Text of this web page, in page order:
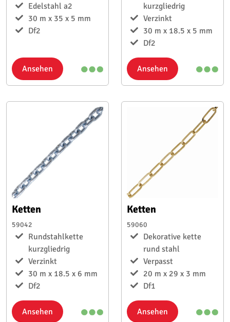
Edelstahl a2
30 m x 35 x 5 mm
Df2
Ansehen
kurzgliedrig
Verzinkt
30 m x 18.5 x 5 mm
Df2
Ansehen
Ketten
59042
Rundstahlkette
kurzgliedrig
Verzinkt
30 m x 18.5 x 6 mm
Df2
Ansehen
Ketten
59060
Dekorative kette
rund stahl
Verpasst
20 m x 29 x 3 mm
Df1
Ansehen